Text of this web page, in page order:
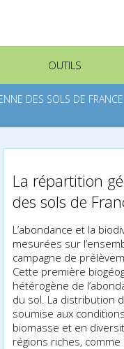
OUTILS
DES SOLS DE FRANCE
La répartition
des sols de
L’abondance et la
mesurées sur
campagne de
Cette première
hétérogène de
du sol. La distribution
soumise aux
biomasse et en
régions riches, comme